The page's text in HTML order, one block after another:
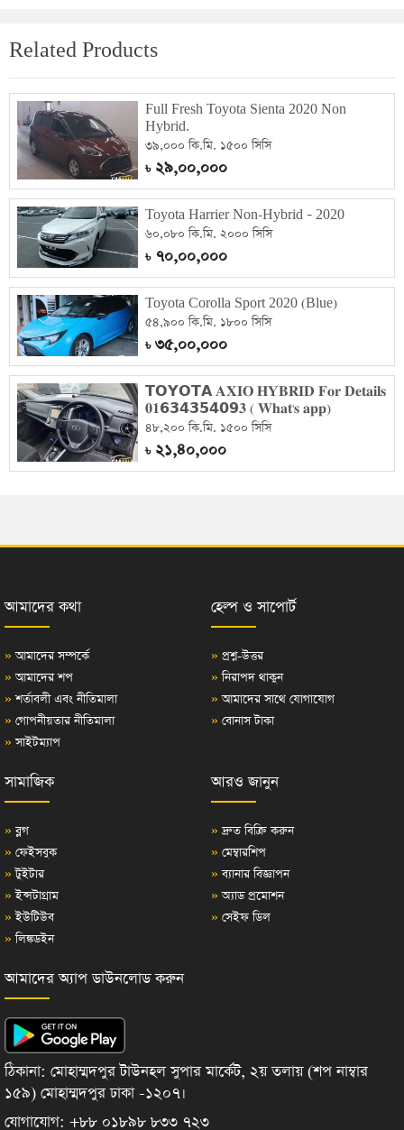
Related Products
Full Fresh Toyota Sienta 2020 Non
Hybrid.
৩৯,০০০ কি.মি. ১৫০০ সিসি
৳২৯,০০,০০০
Toyota Harrier Non-Hybrid – 2020
৬০,০৮০ কি.মি. ২০০০ সিসি
৳৭০,০০,০০০
Toyota Corolla Sport 2020 (Blue)
৫৪,৯০০ কি.মি. ১৮০০ সিসি
৳৩৫,০০,০০০
𝗧𝗢𝗬𝗢𝗧𝗔 𝐀𝐗𝐈𝐎 𝐇𝐘𝐁𝐑𝐈𝐃 𝐅𝐨𝐫 𝐃𝐞𝐭𝐚𝐢𝐥𝐬
𝟎𝟏𝟲𝟯𝟰𝟯𝟱𝟰𝟬𝟵𝟑 ( 𝐖𝐡𝐚𝐭'𝐬 𝐚𝐩𝐩)
৪৮,২০০ কি.মি. ১৫০০ সিসি
৳২১,৪০,০০০
আমাদের কথা
» আমাদের সম্পর্কে
» আমাদের শপ
» শর্তাবলী এবং নীতিমালা
» গোপনীয়তার নীতিমালা
» সাইটম্যাপ
হেল্প ও সাপোর্ট
» প্রশ্ন-উত্তর
» নিরাপদ থাকুন
» আমাদের সাথে যোগাযোগ
» বোনাস টাকা
সামাজিক
» ব্লগ
» ফেইসবুক
» টুইটার
» ইন্সটাগ্রাম
» ইউটিউব
» লিঙ্কডইন
আরও জানুন
» দ্রুত বিক্রি করুন
» মেম্বারশিপ
» ব্যানার বিজ্ঞাপন
» অ্যাড প্রমোশন
» সেইফ ডিল
আমাদের অ্যাপ ডাউনলোড করুন
ঠিকানা: মোহাম্মদপুর টাউনহল সুপার মার্কেট, ২য় তলায় (শপ নাম্বার
১৫৯) মোহাম্মদপুর ঢাকা -১২০৭।
যোগাযোগ: +৮৮ ০১৮৯৮ ৮৩৩ ৭২৩